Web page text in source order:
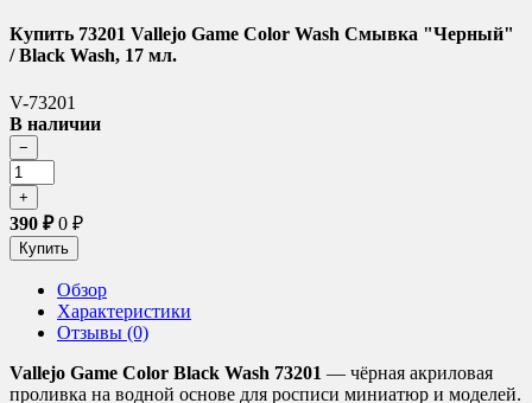
Купить 73201 Vallejo Game Color Wash Смывка "Черный"
/ Black Wash, 17 мл.
V-73201
В наличии
390 ₽0 ₽
Обзор
Характеристики
Отзывы (0)
Vallejo Game Color Black Wash 73201 — чёрная акриловая
проливка на водной основе для росписи миниатюр и моделей.